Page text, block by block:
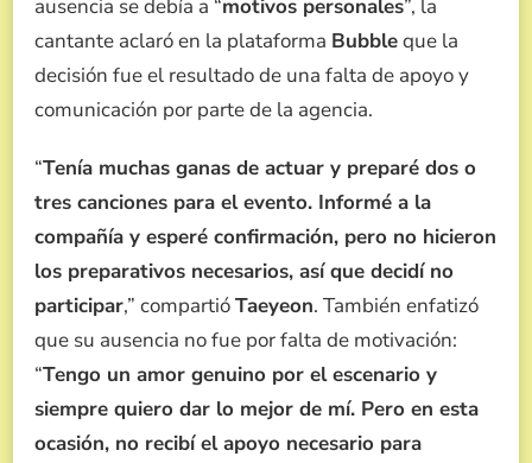
ausencia se debía a “motivos personales”, la
cantante aclaró en la plataforma Bubbleque la
decisión fue el resultado de una falta de apoyo y
comunicación por parte de la agencia.
“Tenía muchas ganas de actuar y preparé dos o
tres canciones para el evento. Informé a la
compañía y esperé confirmación, pero no hicieron
los preparativos necesarios, así que decidí no
participar,” compartióTaeyeon. También enfatizó
que su ausencia no fue por falta de motivación:
“Tengo un amor genuino por el escenario y
siempre quiero dar lo mejor de mí. Pero en esta
ocasión, no recibí el apoyo necesario para